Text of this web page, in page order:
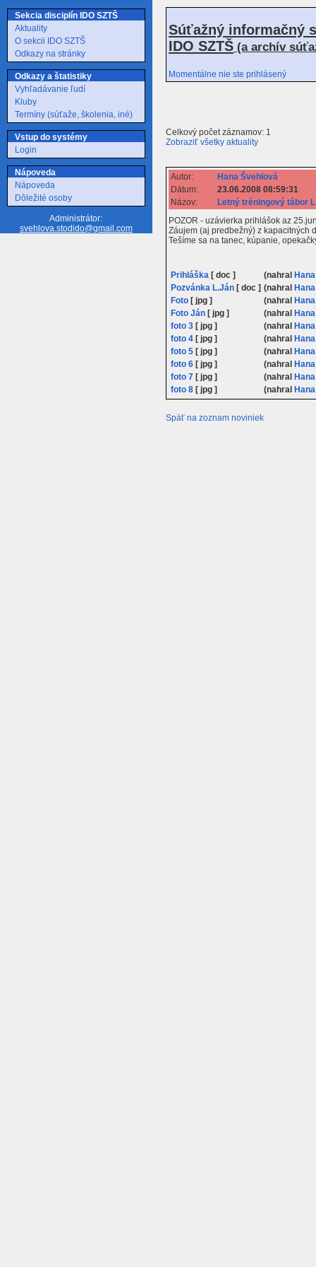
Sekcia disciplín IDO SZTŠ
Aktuality
O sekcii IDO SZTŠ
Odkazy na stránky
Odkazy a štatistiky
Vyhľadávanie ľudí
Kluby
Termíny (súťaže, školenia, iné)
Vstup do systémy
Login
Nápoveda
Nápoveda
Dôležité osoby
Administrátor:
svehlova.stodido@gmail.com
Súťažný informačný
IDO SZTŠ (a archív
Momentálne nie ste prihlásený
Celkový počet záznamov: 1
Zobraziť všetky aktuality
Autor:
Hana Švehlová
Dátum:
23.06.2008 08:59:31
Názov:
Letný tréningový tábor
POZOR - uzávierka prihlášok az
Záujem (aj predbežný) z kapacitných
Tešíme sa na tanec, kúpanie,
Prihláška [ doc ] (nahral
Pozvánka L.Ján [ doc ] (nahral
Foto [ jpg ] (nahral
Foto Ján [ jpg ] (nahral
foto 3 [ jpg ] (nahral
foto 4 [ jpg ] (nahral
foto 5 [ jpg ] (nahral
foto 6 [ jpg ] (nahral
foto 7 [ jpg ] (nahral
foto 8 [ jpg ] (nahral
Späť na zoznam noviniek